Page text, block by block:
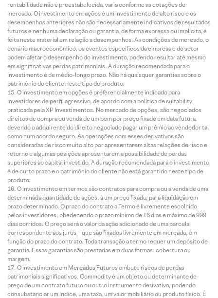
rentabilidade não é preestabelecida, varia conforme as cotações de
mercado. O investimento em ações é um investimento de alto risco e os
desempenhos anteriores não são necessariamente indicativos de resultados
futuros e nenhuma declaração ou garantia, de forma expressa ou implícita, é
feita neste material em relação a desempenhos. As condições de mercado, o
cenário macroeconômico, os eventos específicos da empresa e do setor
podem afetar o desempenho do investimento, podendo resultar até mesmo
em significativas perdas patrimoniais. A duração recomendada para o
investimento é de médio-longo prazo. Não há quaisquer garantias sobre o
patrimônio do cliente neste tipo de produto.
O investimento em opções é preferencialmente indicado para
investidores de perfil agressivo, de acordo com a política de suitability
praticada pela XP Investimentos. No mercado de opções, são negociados
direitos de compra ou venda de um bem por preço fixado em data futura,
devendo o adquirente do direito negociado pagar um prêmio ao vendedor tal
como num acordo seguro. As operações com esses derivativos são
consideradas de risco muito alto por apresentarem altas relações de risco e
retorno e algumas posições apresentarem a possibilidade de perdas
superiores ao capital investido. A duração recomendada para o investimento
é de curto prazo e o patrimônio do cliente não está garantido neste tipo de
produto.
O investimento em termos são contratos para compra ou a venda de uma
determinada quantidade de ações, a um preço fixado, para liquidação em
prazo determinado. O prazo do contrato a Termo é livremente escolhido
pelos investidores, obedecendo o prazo mínimo de 16 dias e máximo de 999
dias corridos. O preço será o valor da ação adicionado de uma parcela
correspondente aos juros – que são fixados livremente em mercado, em
função do prazo do contrato. Toda transação a termo requer um depósito de
garantia. Essas garantias são prestadas em duas formas: cobertura ou
margem.
O investimento em Mercados Futuros embute riscos de perdas
patrimoniais significativos. Commodity é um objeto ou determinante de
preço de um contrato futuro ou outro instrumento derivativo, podendo
consubstanciar um índice, uma taxa, um valor mobiliário ou produto físico. É